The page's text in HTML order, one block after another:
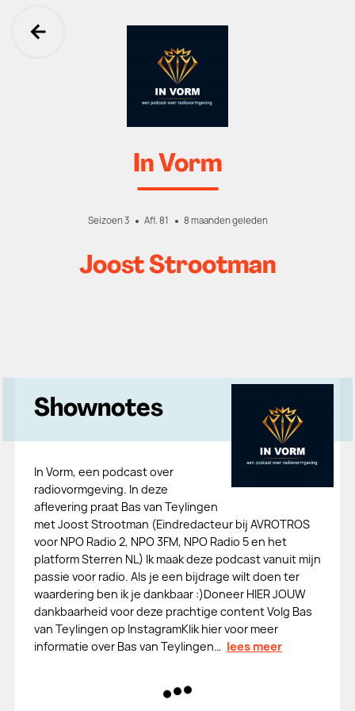
Ga terug
In Vorm
Seizoen 3 Afl. 81 8 maanden geleden
Joost Strootman
Shownotes
In Vorm, een podcast over
radiovormgeving. In deze
aflevering praat Bas van Teylingen
met Joost Strootman (Eindredacteur bij AVROTROS
voor NPO Radio 2, NPO 3FM, NPO Radio 5 en het
platform Sterren NL) Ik maak deze podcast vanuit mijn
passie voor radio. Als je een bijdrage wilt doen ter
waardering ben ik je dankbaar :)⁠⁠⁠⁠⁠⁠Doneer HIER JOUW
dankbaarheid voor deze prachtige content⁠ ⁠⁠⁠⁠⁠⁠⁠⁠⁠⁠⁠Volg Bas
van Teylingen op ⁠Instagram⁠⁠⁠⁠⁠⁠⁠⁠⁠⁠⁠⁠⁠Klik hier voor meer
informatie over Bas van Teylingen… lees meer